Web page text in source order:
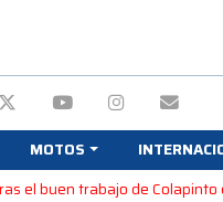
MOTOS
el buen trabajo de